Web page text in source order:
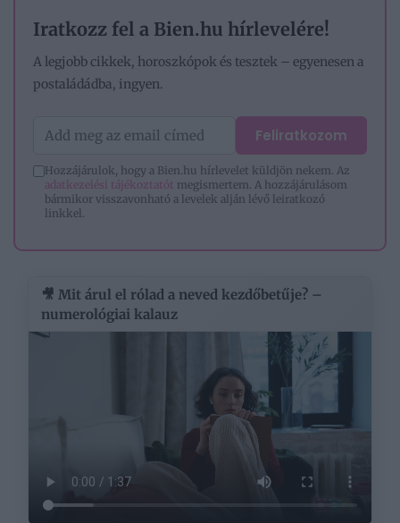
Iratkozz fel a Bien.hu hírlevelére!
A legjobb cikkek, horoszkópok és tesztek – egyenesen a
postaládádba, ingyen.
Feliratkozom
Hozzájárulok, hogy a Bien.hu hírlevelet küldjön nekem. Az
adatkezelési tájékoztatót megismertem. A hozzájárulásom
bármikor visszavonható a levelek alján lévő leiratkozó
linkkel.
🎥 Mit árul el rólad a neved kezdőbetűje? –
numerológiai kalauz